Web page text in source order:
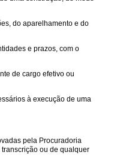
do aparelhamento e do
e prazos, com o
de cargo efetivo ou
à execução de uma
pela Procuradoria
ou de qualquer